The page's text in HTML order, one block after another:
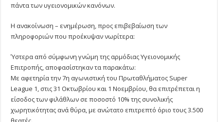
πάντα των υγειονομικών κανόνων.
Η ανακοίνωση – ενημέρωση, προς επιβεβαίωση των
πληροφοριών που προέκυψαν νωρίτερα:
Ύστερα από σύμφωνη γνώμη της αρμόδιας Υγειονομικής
Επιτροπής, αποφασίστηκαν τα παρακάτω:
Με αφετηρία την 7η αγωνιστική του Πρωταθλήματος Super
League 1, στις 31 Οκτωβρίου και 1 Νοεμβρίου, θα επιτρέπεται η
είσοδος των φιλάθλων σε ποσοστό 10% της συνολικής
χωρητικότητας ανά θύρα, με ανώτατο επιτρεπτό όριο τους 3.500